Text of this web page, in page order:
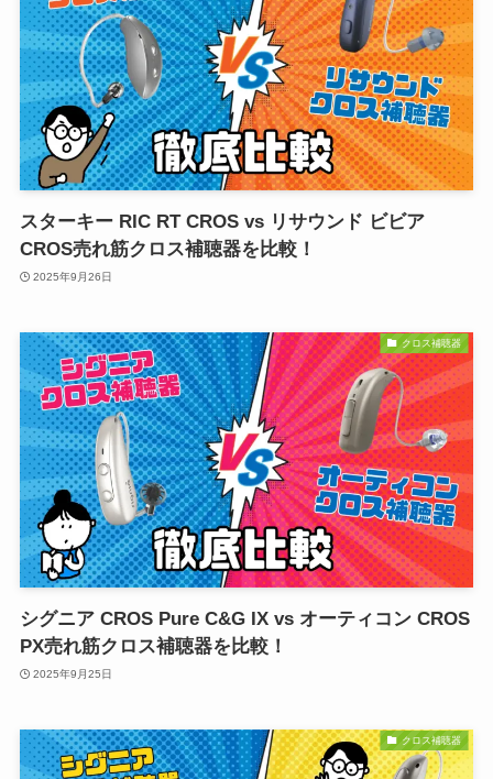
スターキー RIC RT CROS vs リサウンド ビビア
CROS売れ筋クロス補聴器を比較！
2025年9月26日
クロス補聴器
シグニア CROS Pure C&G IX vs オーティコン CROS
PX売れ筋クロス補聴器を比較！
2025年9月25日
クロス補聴器